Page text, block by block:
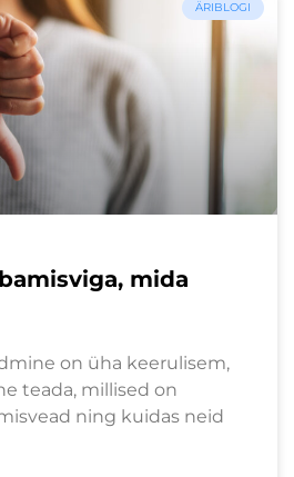
ÄRIBLOGI
mida
on üha keerulisem,
teada, millised on
ning kuidas neid